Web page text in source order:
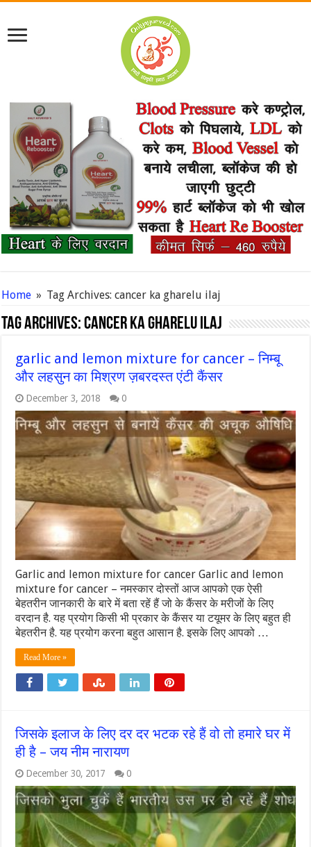
Home » Tag Archives: cancer ka gharelu ilaj
Tag Archives:cancer ka gharelu ilaj
garlic and lemon mixture for cancer – निम्बू
और लहसुन का मिश्रण ज़बरदस्त एंटी कैंसर
December 3, 2018 0
Garlic and lemon mixture for cancer Garlic and lemon
mixture for cancer – नमस्कार दोस्तों आज आपको एक ऐसी
बेहतरीन जानकारी के बारे में बता रहें हैं जो के कैंसर के मरीजों के लिए
वरदान है. यह प्रयोग किसी भी प्रकार के कैंसर या टयूमर के लिए बहुत ही
बेहतरीन है. यह प्रयोग करना बहुत आसान है. इसके लिए आपको …
Read More »
जिसके इलाज के लिए दर दर भटक रहे हैं वो तो हमारे घर में
ही है – जय नीम नारायण
December 30, 2017 0